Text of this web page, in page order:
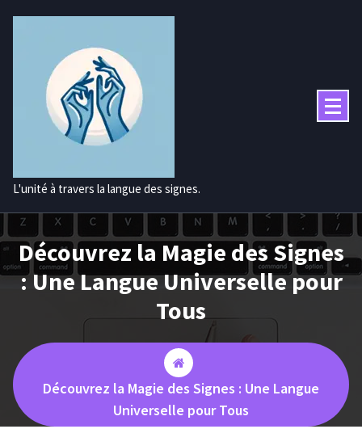
L'unité à travers la langue des signes.
Découvrez la Magie des Signes
: Une Langue Universelle pour
Tous
Découvrez la Magie des Signes : Une Langue
Universelle pour Tous